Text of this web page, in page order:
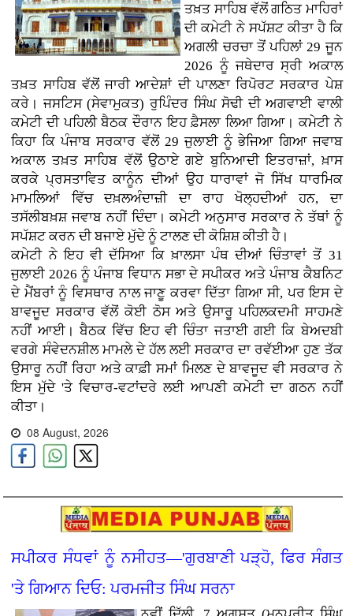
ਤਖ਼ਤ ਸਾਹਿਬ ਵੱਲੋਂ ਗਠਿਤ ਮਾਹਿਰਾਂ
ਦੀ ਕਮੇਟੀ ਨੇ ਸਪੱਸ਼ਟ ਕੀਤਾ ਹੈ ਕਿ
ਅਗਲੀ ਚਰਚਾ ਤੋਂ ਪਹਿਲਾਂ 29 ਜੂਨ
2026 ਨੂੰ ਜਥੇਦਾਰ ਸ੍ਰੀ ਅਕਾਲ
ਤਖ਼ਤ ਸਾਹਿਬ ਵੱਲੋਂ ਜਾਰੀ ਆਦੇਸ਼ਾਂ ਦੀ ਪਾਲਣਾ ਰਿਪੋਰਟ ਸਰਕਾਰ ਪੇਸ਼
ਕਰੇ। ਜਸਟਿਸ (ਸੇਵਾਮੁਕਤ) ਰੁਪਿੰਦਰ ਸਿੰਘ ਸੋਢੀ ਦੀ ਅਗਵਾਈ ਵਾਲੀ
ਕਮੇਟੀ ਦੀ ਪਹਿਲੀ ਬੈਠਕ ਦੌਰਾਨ ਇਹ ਫ਼ੈਸਲਾ ਲਿਆ ਗਿਆ। ਕਮੇਟੀ ਨੇ
ਕਿਹਾ ਕਿ ਪੰਜਾਬ ਸਰਕਾਰ ਵੱਲੋਂ 29 ਜੁਲਾਈ ਨੂੰ ਭੇਜਿਆ ਗਿਆ ਜਵਾਬ
ਅਕਾਲ ਤਖ਼ਤ ਸਾਹਿਬ ਵੱਲੋਂ ਉਠਾਏ ਗਏ ਬੁਨਿਆਦੀ ਇਤਰਾਜ਼ਾਂ, ਖ਼ਾਸ
ਕਰਕੇ ਪ੍ਰਸਤਾਵਿਤ ਕਾਨੂੰਨ ਦੀਆਂ ਉਹ ਧਾਰਾਵਾਂ ਜੋ ਸਿੱਖ ਧਾਰਮਿਕ
ਮਾਮਲਿਆਂ ਵਿੱਚ ਦਖ਼ਲਅੰਦਾਜ਼ੀ ਦਾ ਰਾਹ ਖੋਲ੍ਹਦੀਆਂ ਹਨ, ਦਾ
ਤਸੱਲੀਬਖ਼ਸ਼ ਜਵਾਬ ਨਹੀਂ ਦਿੰਦਾ। ਕਮੇਟੀ ਅਨੁਸਾਰ ਸਰਕਾਰ ਨੇ ਤੱਥਾਂ ਨੂੰ
ਸਪੱਸ਼ਟ ਕਰਨ ਦੀ ਬਜਾਏ ਮੁੱਦੇ ਨੂੰ ਟਾਲਣ ਦੀ ਕੋਸ਼ਿਸ਼ ਕੀਤੀ ਹੈ।
ਕਮੇਟੀ ਨੇ ਇਹ ਵੀ ਦੱਸਿਆ ਕਿ ਖ਼ਾਲਸਾ ਪੰਥ ਦੀਆਂ ਚਿੰਤਾਵਾਂ ਤੋਂ 31
ਜੁਲਾਈ 2026 ਨੂੰ ਪੰਜਾਬ ਵਿਧਾਨ ਸਭਾ ਦੇ ਸਪੀਕਰ ਅਤੇ ਪੰਜਾਬ ਕੈਬਨਿਟ
ਦੇ ਮੈਂਬਰਾਂ ਨੂੰ ਵਿਸਥਾਰ ਨਾਲ ਜਾਣੂ ਕਰਵਾ ਦਿੱਤਾ ਗਿਆ ਸੀ, ਪਰ ਇਸ ਦੇ
ਬਾਵਜੂਦ ਸਰਕਾਰ ਵੱਲੋਂ ਕੋਈ ਠੋਸ ਅਤੇ ਉਸਾਰੂ ਪਹਿਲਕਦਮੀ ਸਾਹਮਣੇ
ਨਹੀਂ ਆਈ। ਬੈਠਕ ਵਿੱਚ ਇਹ ਵੀ ਚਿੰਤਾ ਜਤਾਈ ਗਈ ਕਿ ਬੇਅਦਬੀ
ਵਰਗੇ ਸੰਵੇਦਨਸ਼ੀਲ ਮਾਮਲੇ ਦੇ ਹੱਲ ਲਈ ਸਰਕਾਰ ਦਾ ਰਵੱਈਆ ਹੁਣ ਤੱਕ
ਉਸਾਰੂ ਨਹੀਂ ਰਿਹਾ ਅਤੇ ਕਾਫ਼ੀ ਸਮਾਂ ਮਿਲਣ ਦੇ ਬਾਵਜੂਦ ਵੀ ਸਰਕਾਰ ਨੇ
ਇਸ ਮੁੱਦੇ 'ਤੇ ਵਿਚਾਰ-ਵਟਾਂਦਰੇ ਲਈ ਆਪਣੀ ਕਮੇਟੀ ਦਾ ਗਠਨ ਨਹੀਂ
ਕੀਤਾ।
08 August, 2026
ਸਪੀਕਰ ਸੰਧਵਾਂ ਨੂੰ ਨਸੀਹਤ—'ਗੁਰਬਾਣੀ ਪੜ੍ਹੋ, ਫਿਰ ਸੰਗਤ
'ਤੇ ਗਿਆਨ ਦਿਓ: ਪਰਮਜੀਤ ਸਿੰਘ ਸਰਨਾ